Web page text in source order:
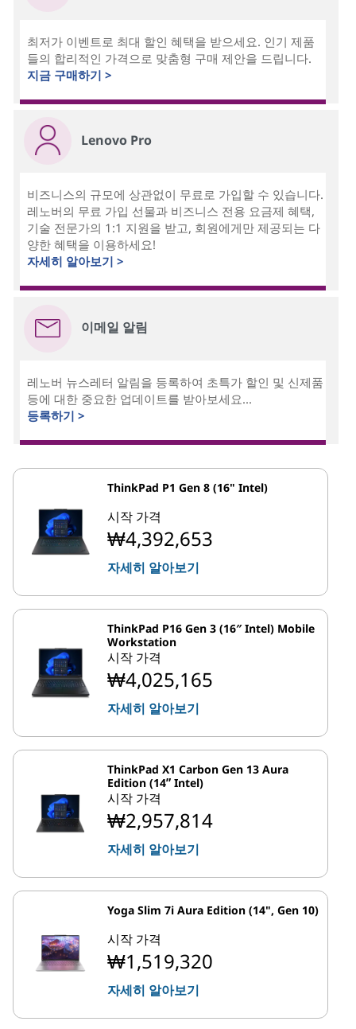
최저가 이벤트로 최대 할인 혜택을 받으세요. 인기 제품
들의 합리적인 가격으로 맞춤형 구매 제안을 드립니다.
지금 구매하기 >
Lenovo Pro
비즈니스의 규모에 상관없이 무료로 가입할 수 있습니다.
레노버의 무료 가입 선물과 비즈니스 전용 요금제 혜택,
기술 전문가의 1:1 지원을 받고, 회원에게만 제공되는 다
양한 혜택을 이용하세요!
자세히 알아보기 >
이메일 알림
레노버 뉴스레터 알림을 등록하여 초특가 할인 및 신제품
등에 대한 중요한 업데이트를 받아보세요...
등록하기 >
ThinkPad P1 Gen 8 (16" Intel)
시작 가격
₩4,392,653
자세히 알아보기
ThinkPad P16 Gen 3 (16″ Intel) Mobile
Workstation
시작 가격
₩4,025,165
자세히 알아보기
ThinkPad X1 Carbon Gen 13 Aura
Edition (14ʺ Intel)
시작 가격
₩2,957,814
자세히 알아보기
Yoga Slim 7i Aura Edition (14", Gen 10)
시작 가격
₩1,519,320
자세히 알아보기